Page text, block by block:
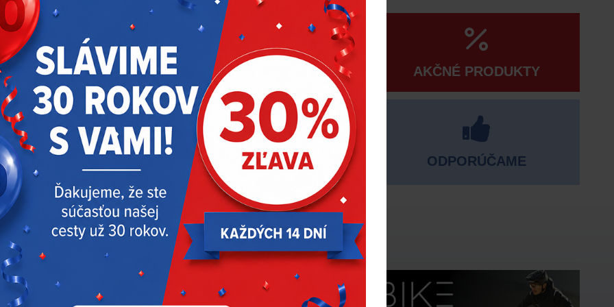
ZISTIŤ VIAC
VÝPREDAJ
NOVINKY
AKČNÉ PRODUKTY
ODPORÚČAME
AKTUALITY
Oslavujeme 30 rokov | zľava 30 % – 4.